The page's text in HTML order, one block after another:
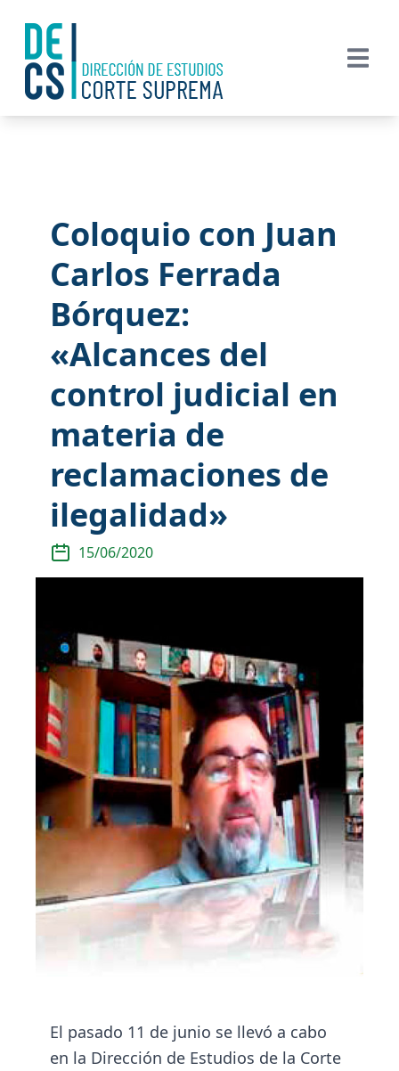
Coloquio con Juan
Carlos Ferrada
Bórquez:
«Alcances del
control judicial en
materia de
reclamaciones de
ilegalidad»
15/06/2020
El pasado 11 de junio se llevó a cabo
en la Dirección de Estudios de la Corte